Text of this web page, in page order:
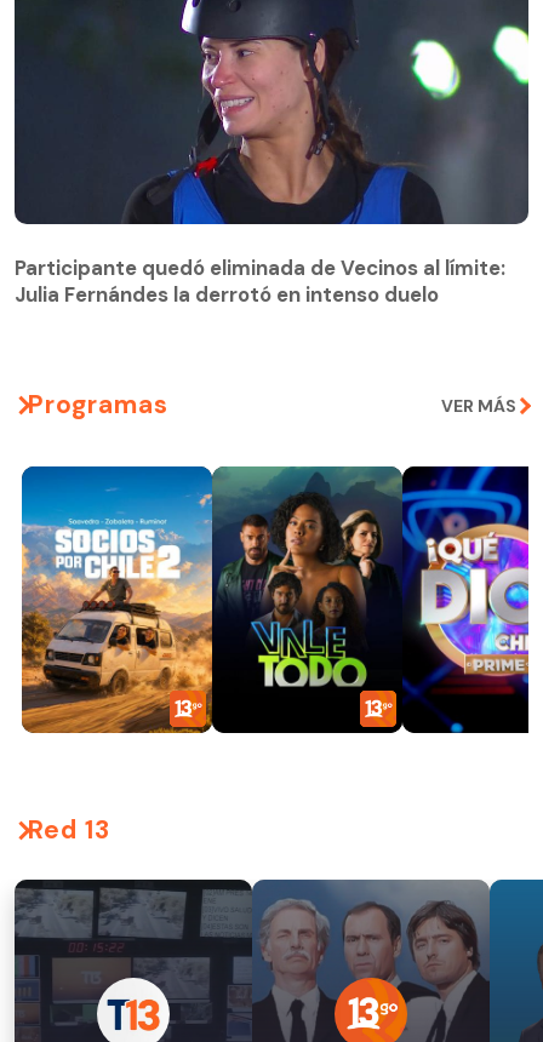
Julia Fernándes la derrotó en intenso duelo
Participante quedó eliminada de Vecinos al límite:
Julia Fernándes la derrotó en intenso duelo
Programas VER MÁS
Red 13